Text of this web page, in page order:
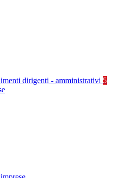
dirigenti - amministrativi 5